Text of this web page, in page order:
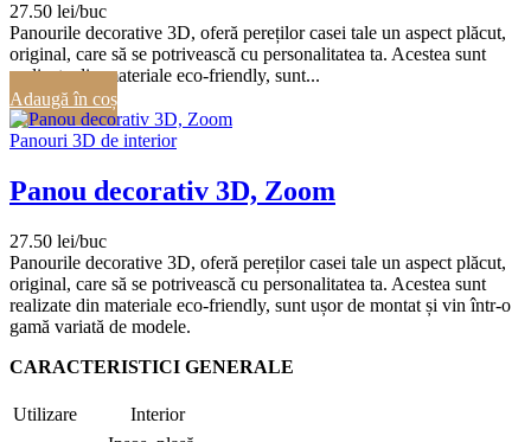
27.50 lei
Panourile decorative 3D, oferă pereților casei tale un aspect plăcut,
original, care să se potrivească cu personalitatea ta. Acestea sunt
realizate din materiale eco-friendly, sunt...
Adaugă în coș
Panouri 3D de interior
Panou decorativ 3D, Zoom
27.50 lei
Panourile decorative 3D, oferă pereților casei tale un aspect plăcut,
original, care să se potrivească cu personalitatea ta. Acestea sunt
realizate din materiale eco-friendly, sunt ușor de montat și vin într-o
gamă variată de modele.
CARACTERISTICI GENERALE
Utilizare Interior